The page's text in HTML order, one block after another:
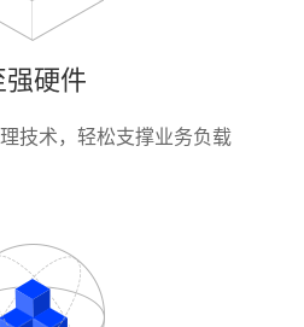
强硬件
技术，轻松支撑业务负载